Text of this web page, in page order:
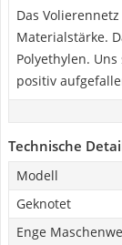
Das
Materialstärke.
Polyethylen.
positiv
Technische
Modell
Geknotet
Enge